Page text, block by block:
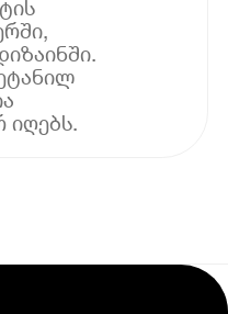
იღებს.